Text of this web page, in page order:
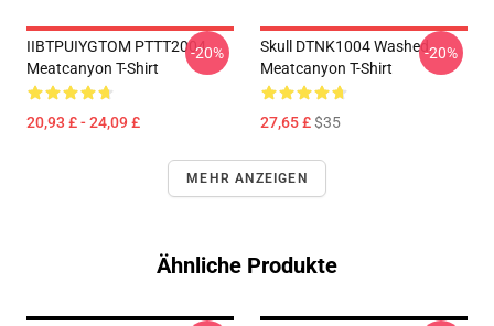
IIBTPUIYGTOM PTTT2004
Meatcanyon T-Shirt
20,93 £ - 24,09 £
-20%
Skull DTNK1004 Washed
Meatcanyon T-Shirt
27,65 £$35
-20%
MEHR ANZEIGEN
Ähnliche Produkte